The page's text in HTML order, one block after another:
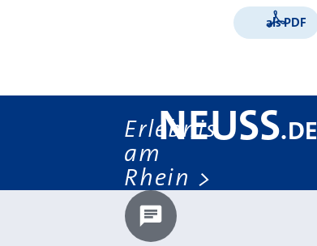
als PDF
Erlebnis
am
Rhein
NEUSS.DE
Chatbot laden?